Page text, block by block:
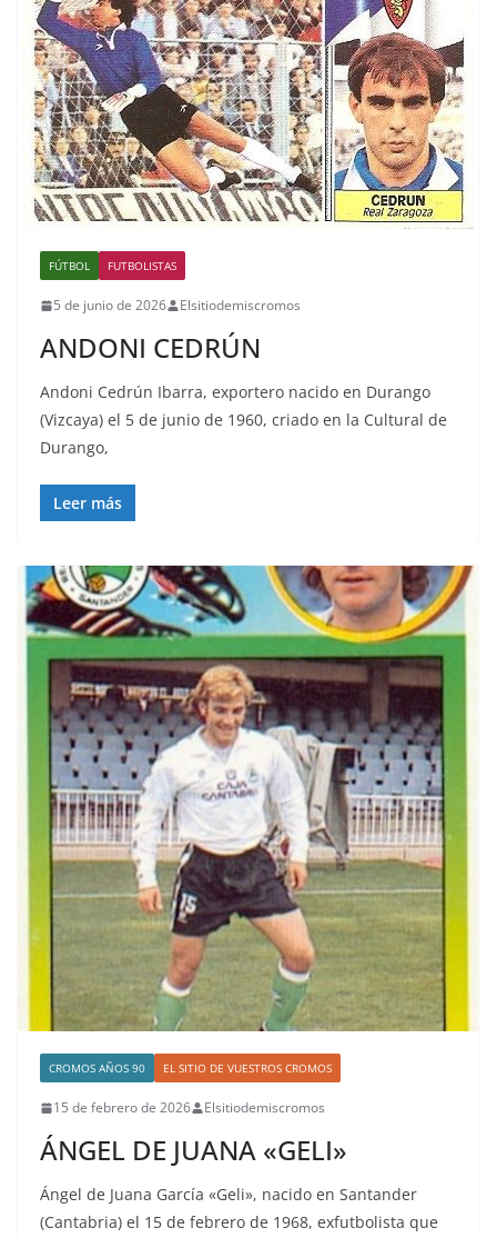
FÚTBOL FUTBOLISTAS
5 de junio de 2026 Elsitiodemiscromos
ANDONI CEDRÚN
Andoni Cedrún Ibarra, exportero nacido en Durango
(Vizcaya) el 5 de junio de 1960, criado en la Cultural de
Durango,
Leer más
CROMOS AÑOS 90 EL SITIO DE VUESTROS CROMOS
15 de febrero de 2026 Elsitiodemiscromos
ÁNGEL DE JUANA «GELI»
Ángel de Juana García «Geli», nacido en Santander
(Cantabria) el 15 de febrero de 1968, exfutbolista que